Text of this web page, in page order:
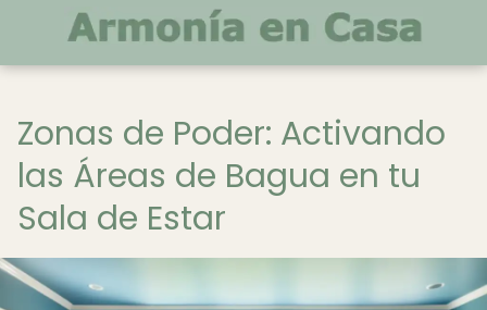
Zonas de Poder: Activando
las Áreas de Bagua en tu
Sala de Estar